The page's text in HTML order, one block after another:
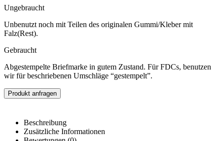
Ungebraucht
Unbenutzt noch mit Teilen des originalen Gummi/Kleber mit
Falz(Rest).
Gebraucht
Abgestempelte Briefmarke in gutem Zustand. Für FDCs, benutzen
wir für beschriebenen Umschläge “gestempelt”.
Produkt anfragen
Beschreibung
Zusätzliche Informationen